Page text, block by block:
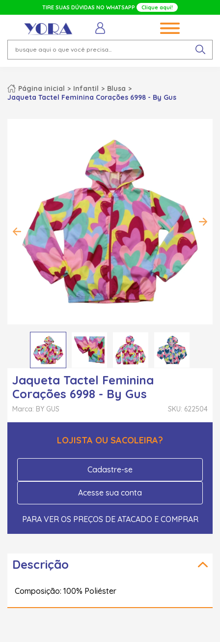
TIRE SUAS DÚVIDAS NO WHATSAPP Clique aqui!
Página inicial Infantil
Blusa
Jaqueta Tactel Feminina Corações 6998 - By Gus
Jaqueta Tactel Feminina
Corações 6998 - By Gus
SKU: 622504
Marca: BY GUS
LOJISTA OU SACOLEIRA?
Cadastre-se
Acesse sua conta
PARA VER OS PREÇOS DE ATACADO E COMPRAR
Descrição
Composição: 100% Poliéster